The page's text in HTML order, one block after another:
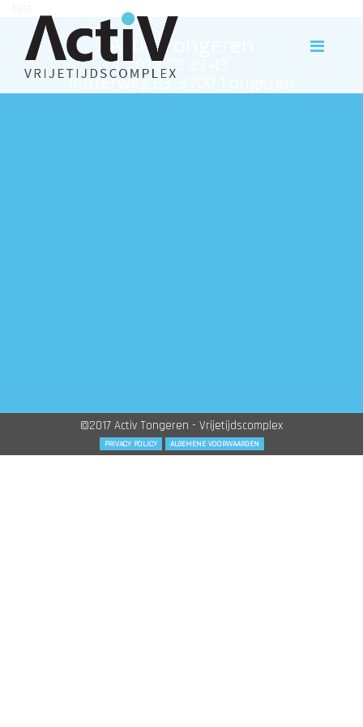
Activ Tongeren
012 23 33 43
Rutterweg 63, 3700 Tongeren
©2017 Activ Tongeren - Vrijetijdscomplex
PRIVACY POLICY ALGEMENE VOORWAARDEN